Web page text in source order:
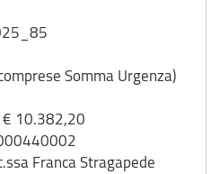
Somma Urgenza)
€ 10.382,20
Franca Stragapede